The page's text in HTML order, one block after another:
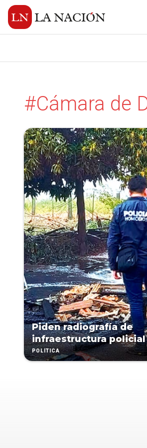
#Cámara de
Piden radiografía de
infraestructura policial
POLÍTICA